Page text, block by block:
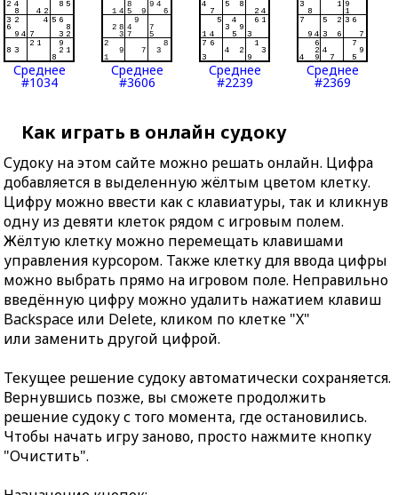
Среднее
#1034
Среднее
#3606
Среднее
#2239
Среднее
#2369
Как играть в онлайн судоку
Судоку на этом сайте можно решать онлайн. Цифра
добавляется в выделенную жёлтым цветом клетку.
Цифру можно ввести как с клавиатуры, так и кликнув
одну из девяти клеток рядом с игровым полем.
Жёлтую клетку можно перемещать клавишами
управления курсором. Также клетку для ввода цифры
можно выбрать прямо на игровом поле. Неправильно
введённую цифру можно удалить нажатием клавиш
Backspace или Delete, кликом по клетке "X"
или заменить другой цифрой.
Текущее решение судоку автоматически сохраняется.
Вернувшись позже, вы сможете продолжить
решение судоку с того момента, где остановились.
Чтобы начать игру заново, просто нажмите кнопку
"Очистить".